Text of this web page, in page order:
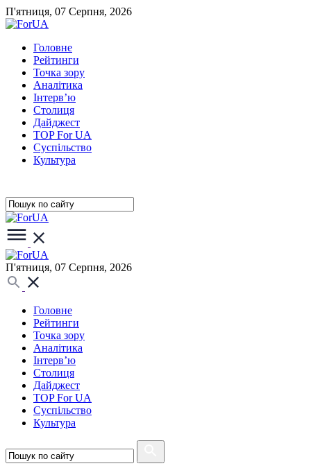
П'ятниця, 07 Серпня, 2026
Головне
Рейтинги
Точка зору
Аналітика
Інтерв’ю
Столиця
Дайджест
TOP For UA
Суспiльство
Культура
П'ятниця, 07 Серпня, 2026
Головне
Рейтинги
Точка зору
Аналітика
Інтерв’ю
Столиця
Дайджест
TOP For UA
Суспiльство
Культура